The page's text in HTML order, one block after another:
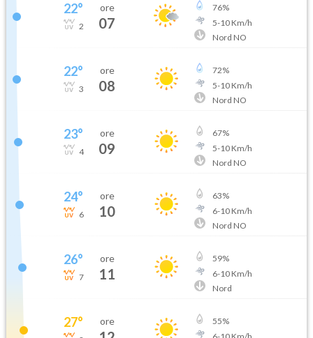
22°
2
ore
07
76%
5-10Km/h
Nord NO
22°
3
ore
08
72%
5-10Km/h
Nord NO
23°
4
ore
09
67%
5-10Km/h
Nord NO
24°
6
ore
10
63%
6-10Km/h
Nord NO
26°
7
ore
11
59%
6-10Km/h
Nord
27° ore 55%